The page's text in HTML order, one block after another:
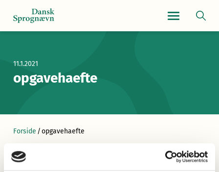
11.1.2021
opgavehaefte
Forside /opgavehaefte